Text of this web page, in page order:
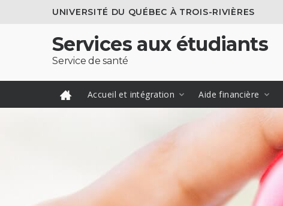
UNIVERSITÉ DU QUÉBEC À TROIS-RIVIÈRES
Services aux étudiants
Service de santé
Accueil et intégration Aide financière